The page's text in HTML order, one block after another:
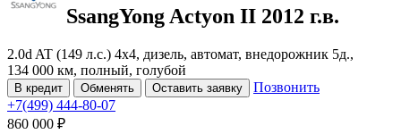
SsangYong Actyon II 2012 г.в.
2.0d AT (149 л.с.) 4x4, дизель, автомат, внедорожник 5д.,
134 000 км, полный, голубой
В кредит Обменять Оставить заявку
Позвонить
+7(499) 444-80-07
860 000 ₽